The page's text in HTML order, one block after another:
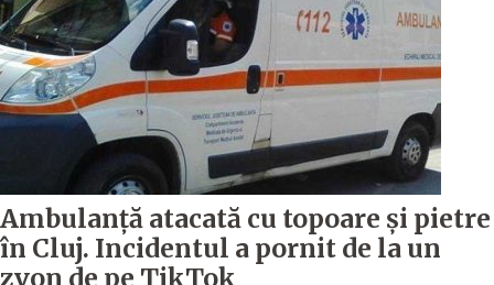
Ambulanță atacată cu topoare și pietre
în Cluj. Incidentul a pornit de la un
zvon de pe TikTok